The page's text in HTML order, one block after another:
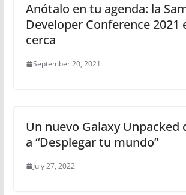
Anótalo en tu agenda: la
Developer Conference 2021
cerca
September 20, 2021
Un nuevo Galaxy Unpacked
a “Desplegar tu mundo”
July 27, 2022